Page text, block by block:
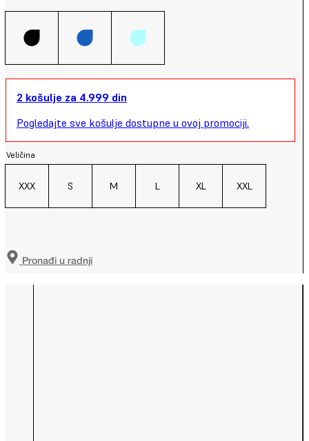
2 košulje za 4.999 din
Pogledajte sve košulje dostupne u ovoj promociji.
Veličina
XXX S M L XL XXL
Pronađi u radnji